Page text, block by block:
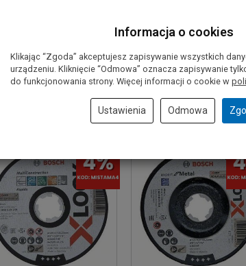
Do koszyka Do koszyka
Informacja o cookies
Klikając “Zgoda” akceptujesz zapisywanie wszystkich
urządzeniu. Kliknięcie “Odmowa” oznacza zapisywanie
do funkcjonowania strony. Więcej informacji o cookie w
Ustawienia Odmowa